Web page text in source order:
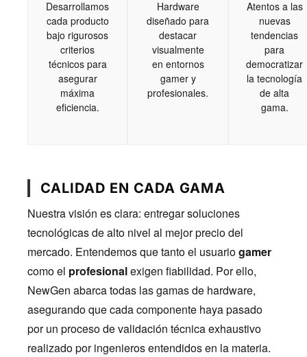
Desarrollamos
cada producto
bajo rigurosos
criterios
técnicos para
asegurar
máxima
eficiencia.
Hardware
diseñado para
destacar
visualmente
en entornos
gamer y
profesionales.
Atentos a las
nuevas
tendencias
para
democratizar
la tecnología
de alta
gama.
CALIDAD EN CADA GAMA
Nuestra visión es clara: entregar soluciones
tecnológicas de alto nivel al mejor precio del
mercado. Entendemos que tanto el usuariogamer
como el profesionalexigen fiabilidad. Por ello,
NewGen abarca todas las gamas de hardware,
asegurando que cada componente haya pasado
por un proceso de validación técnica exhaustivo
realizado por ingenieros entendidos en la materia.